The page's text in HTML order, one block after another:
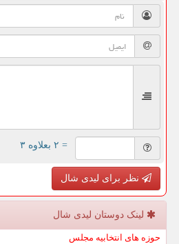
= ۲ بعلاوه ۳
نظر برای لیدی شال
لینک دوستان لیدی شال
حوزه های انتخابیه مجلس